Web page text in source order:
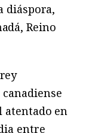
diáspora,
Reino
atentado en
entre